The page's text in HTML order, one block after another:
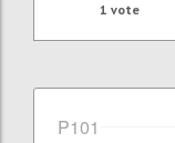
1 vote
P101